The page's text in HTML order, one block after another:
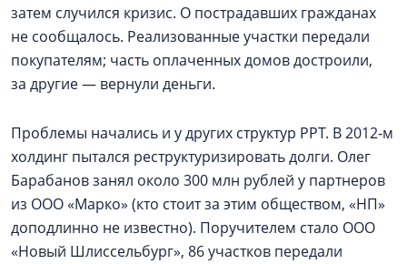
затем случился кризис. О пострадавших гражданах
не сообщалось. Реализованные участки передали
покупателям; часть оплаченных домов достроили,
за другие — вернули деньги.
Проблемы начались и у других структур РРТ. В 2012‑м
холдинг пытался реструктуризировать долги. Олег
Барабанов занял около 300 млн рублей у партнеров
из ООО «Марко» (кто стоит за этим обществом, «НП»
доподлинно не известно). Поручителем стало ООО
«Новый Шлиссельбург», 86 участков передали